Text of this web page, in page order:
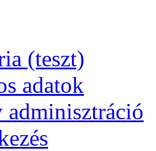
(teszt)
adatok
adminisztráció